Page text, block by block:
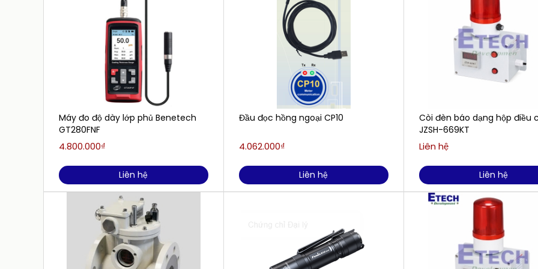
Máy đo độ dày lớp phủ Benetech
GT280FNF
4.800.000₫
Liên hệ
Đầu đọc hồng ngoại CP10
4.062.000₫
Liên hệ
Còi đèn báo dạng hộp điều
JZSH-669KT
Liên hệ
Liên hệ